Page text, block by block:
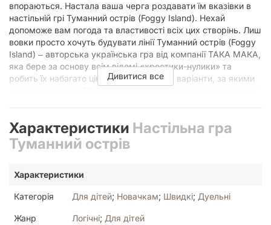
впораються. Настала ваша черга роздавати їм вказівки в
настільній грі Туманний острів (Foggy Island). Нехай
допоможе вам погода та властивості всіх цих створінь. Лиш
вовки просто хочуть будувати лінії Туманний острів (Foggy
Island) ‒ авторська українська гра від компанії ТАКА МАКА,
яка бере за основу всім відомі «хрестики-нулики» та
робить їх набагато цікавішими. У грі є 3 варіанти, за якими
набір 18 персонажів, а для вас відкрита повна карта із 36
клітинками (квадрат 6х6). Раунд закінчиться, коли ви
заповните все поле фішками. Для старту ви обираєте лиш
свій хід ви мусите розташувати одну із фішок у руці на
щоби він приніс вам максимум користі або ніяк не допоміг
Дивитися все
Характеристики Настільна гра
Туманний острів
Характеристики
Категорія Для дітей; Новачкам; Швидкі; Дуельні
Жанр Логічні; Для дітей